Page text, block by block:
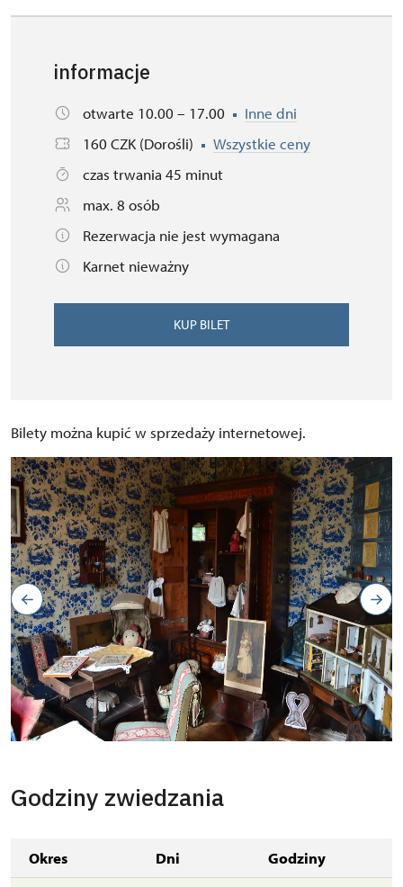
informacje
otwarte 10.00 – 17.00
Inne dni
160 CZK (Dorośli)
Wszystkie ceny
czas trwania 45 minut
max. 8 osób
Rezerwacja nie jest wymagana
Karnet nieważny
KUP BILET
Bilety można kupić w sprzedaży internetowej.
Godziny zwiedzania
Okres Dni Godziny